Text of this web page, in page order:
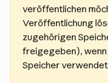
veröffentlichen
Veröffentlichung
zugehörigen
freigegeben),
Speicher